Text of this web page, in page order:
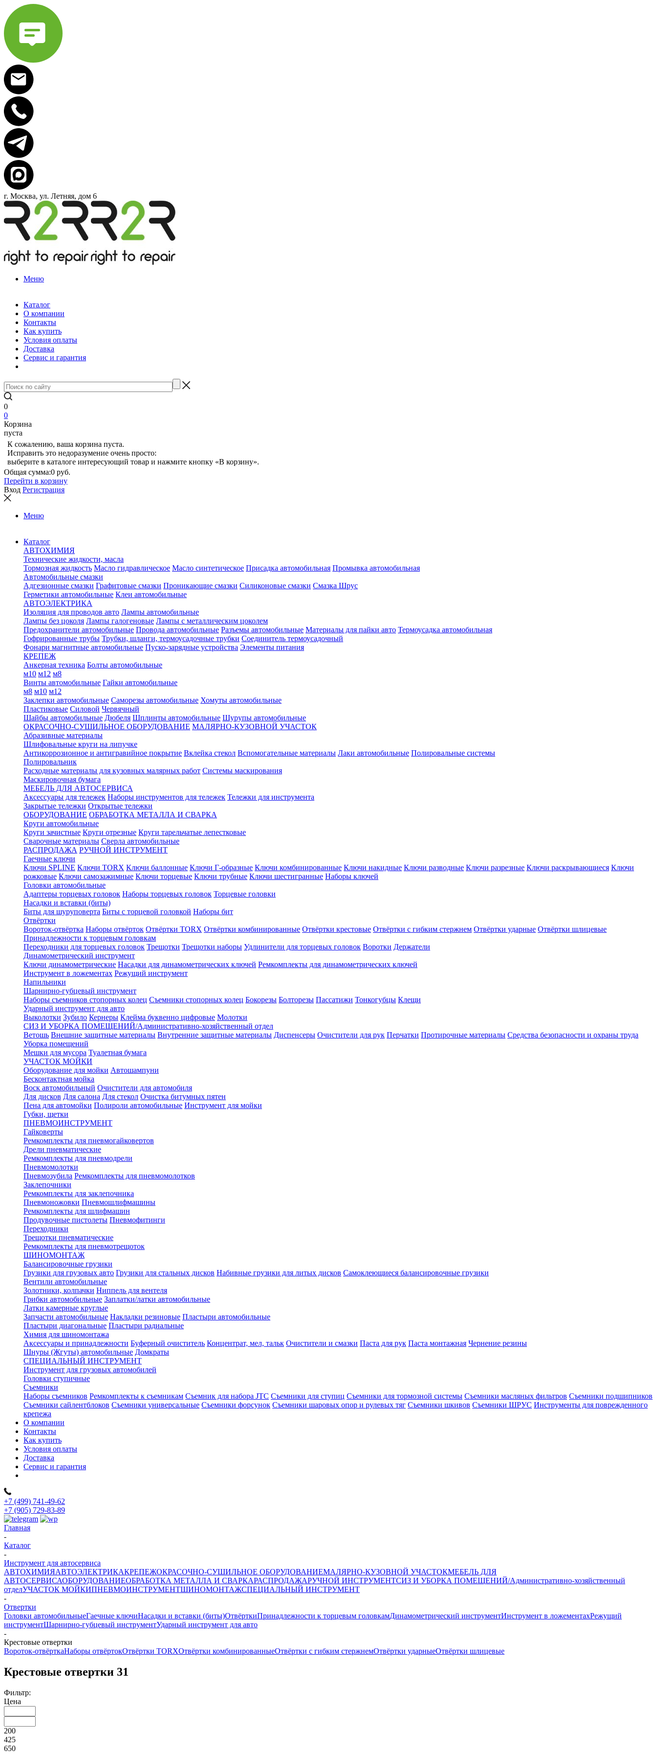
г. Москва, ул. Летняя, дом 6
Меню
Каталог
О компании
Контакты
Как купить
Условия оплаты
Доставка
Сервис и гарантия
0
0
Корзина
пуста
К сожалению, ваша корзина пуста.
Исправить это недоразумение очень просто:
выберите в каталоге интересующий товар и нажмите кнопку «В корзину».
Общая сумма:0 руб.
Перейти в корзину
Вход Регистрация
Меню
Каталог
АВТОХИМИЯ
Технические жидкости, масла
Тормозная жидкость Масло гидравлическое Масло синтетическое Присадка автомобильная Промывка автомобильная
Автомобильные смазки
Адгезионные смазки Графитовые смазки Проникающие смазки Силиконовые смазки Смазка Шрус
Герметики автомобильные Клеи автомобильные
АВТОЭЛЕКТРИКА
Изоляция для проводов авто Лампы автомобильные
Лампы без цоколя Лампы галогеновые Лампы с металлическим цоколем
Предохранители автомобильные Провода автомобильные Разъемы автомобильные Материалы для пайки авто Термоусадка автомобильная
Гофрированные трубы Трубки, шланги, термоусадочные трубки Соединитель термоусадочный
Фонари магнитные автомобильные Пуско-зарядные устройства Элементы питания
КРЕПЕЖ
Анкерная техника Болты автомобильные
м10 м12 м8
Винты автомобильные Гайки автомобильные
м8 м10 м12
Заклепки автомобильные Саморезы автомобильные Хомуты автомобильные
Пластиковые Силовой Червячный
Шайбы автомобильные Дюбеля Шплинты автомобильные Шурупы автомобильные
ОКРАСОЧНО-СУШИЛЬНОЕ ОБОРУДОВАНИЕ МАЛЯРНО-КУЗОВНОЙ УЧАСТОК
Абразивные материалы
Шлифовальные круги на липучке
Антикоррозионное и антигравийное покрытие Вклейка стекол Вспомогательные материалы Лаки автомобильные Полировальные системы
Полировальник
Расходные материалы для кузовных малярных работ Системы маскирования
Маскировочная бумага
МЕБЕЛЬ ДЛЯ АВТОСЕРВИСА
Аксессуары для тележек Наборы инструментов для тележек Тележки для инструмента
Закрытые тележки Открытые тележки
ОБОРУДОВАНИЕ ОБРАБОТКА МЕТАЛЛА И СВАРКА
Круги автомобильные
Круги зачистные Круги отрезные Круги тарельчатые лепестковые
Сварочные материалы Сверла автомобильные
РАСПРОДАЖА РУЧНОЙ ИНСТРУМЕНТ
Гаечные ключи
Ключи SPLINE Ключи TORX Ключи баллонные Ключи Г-образные Ключи комбинированные Ключи накидные Ключи разводные Ключи разрезные Ключи раскрывающиеся Ключи
рожковые Ключи самозажимные Ключи торцевые Ключи трубные Ключи шестигранные Наборы ключей
Головки автомобильные
Адаптеры торцевых головок Наборы торцевых головок Торцевые головки
Насадки и вставки (биты)
Биты для шуруповерта Биты с торцевой головкой Наборы бит
Отвёртки
Вороток-отвёртка Наборы отвёрток Отвёртки TORX Отвёртки комбинированные Отвёртки крестовые Отвёртки с гибким стержнем Отвёртки ударные Отвёртки шлицевые
Принадлежности к торцевым головкам
Переходники для торцевых головок Трещотки Трещотки наборы Удлинители для торцевых головок Воротки Держатели
Динамометрический инструмент
Ключи динамометрические Насадки для динамометрических ключей Ремкомплекты для динамометрических ключей
Инструмент в ложементах Режущий инструмент
Напильники
Шарнирно-губцевый инструмент
Наборы съемников стопорных колец Съемники стопорных колец Бокорезы Болторезы Пассатижи Тонкогубцы Клещи
Ударный инструмент для авто
Выколотки Зубило Кернеры Клейма буквенно цифровые Молотки
СИЗ И УБОРКА ПОМЕЩЕНИЙ/Административно-хозяйственный отдел
Ветошь Внешние защитные материалы Внутренние защитные материалы Диспенсеры Очистители для рук Перчатки Протирочные материалы Средства безопасности и охраны труда
Уборка помещений
Мешки для мусора Туалетная бумага
УЧАСТОК МОЙКИ
Оборудование для мойки Автошампуни
Бесконтактная мойка
Воск автомобильный Очистители для автомобиля
Для дисков Для салона Для стекол Очистка битумных пятен
Пена для автомойки Полироли автомобильные Инструмент для мойки
Губки, щетки
ПНЕВМОИНСТРУМЕНТ
Гайковерты
Ремкомплекты для пневмогайковертов
Дрели пневматические
Ремкомплекты для пневмодрели
Пневмомолотки
Пневмозубила Ремкомплекты для пневмомолотков
Заклепочники
Ремкомплекты для заклепочника
Пневмоножовки Пневмошлифмашины
Ремкомплекты для шлифмашин
Продувочные пистолеты Пневмофитинги
Переходники
Трещотки пневматические
Ремкомплекты для пневмотрещоток
ШИНОМОНТАЖ
Балансировочные грузики
Грузики для грузовых авто Грузики для стальных дисков Набивные грузики для литых дисков Самоклеющиеся балансировочные грузики
Вентили автомобильные
Золотники, колпачки Ниппель для вентеля
Грибки автомобильные Заплатки/латки автомобильные
Латки камерные круглые
Запчасти автомобильные Накладки резиновые Пластыри автомобильные
Пластыри диагональные Пластыри радиальные
Химия для шиномонтажа
Аксессуары и принадлежности Буферный очиститель Концентрат, мел, тальк Очистители и смазки Паста для рук Паста монтажная Чернение резины
Шнуры (Жгуты) автомобильные Домкраты
СПЕЦИАЛЬНЫЙ ИНСТРУМЕНТ
Инструмент для грузовых автомобилей
Головки ступичные
Съемники
Наборы съемников Ремкомплекты к съемникам Съемник для набора JTC Съемники для ступиц Съемники для тормозной системы Съемники масляных фильтров Съемники подшипников
Съемники сайлентблоков Съемники универсальные Съемники форсунок Съемники шаровых опор и рулевых тяг Съемники шкивов Съемники ШРУС Инструменты для поврежденного
крепежа
О компании
Контакты
Как купить
Условия оплаты
Доставка
Сервис и гарантия
+7 (499) 741-49-62
+7 (905) 729-83-89
Главная
-
Каталог
-
Инструмент для автосервиса
АВТОХИМИЯАВТОЭЛЕКТРИКАКРЕПЕЖОКРАСОЧНО-СУШИЛЬНОЕ ОБОРУДОВАНИЕМАЛЯРНО-КУЗОВНОЙ УЧАСТОКМЕБЕЛЬ ДЛЯ
АВТОСЕРВИСАОБОРУДОВАНИЕОБРАБОТКА МЕТАЛЛА И СВАРКАРАСПРОДАЖАРУЧНОЙ ИНСТРУМЕНТСИЗ И УБОРКА ПОМЕЩЕНИЙ/Административно-хозяйственный
отделУЧАСТОК МОЙКИПНЕВМОИНСТРУМЕНТШИНОМОНТАЖСПЕЦИАЛЬНЫЙ ИНСТРУМЕНТ
-
Отвертки
Головки автомобильныеГаечные ключиНасадки и вставки (биты)ОтвёрткиПринадлежности к торцевым головкамДинамометрический инструментИнструмент в ложементахРежущий
инструментШарнирно-губцевый инструментУдарный инструмент для авто
-
Крестовые отвертки
Вороток-отвёрткаНаборы отвёртокОтвёртки TORXОтвёртки комбинированныеОтвёртки с гибким стержнемОтвёртки ударныеОтвёртки шлицевые
Крестовые отвертки 31
Фильтр:
Цена
200
425
650